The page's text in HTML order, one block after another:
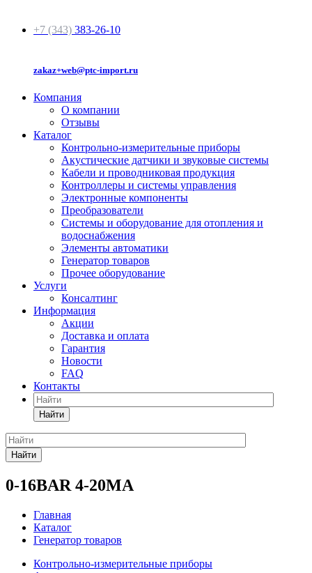
+7 (343) 383-26-10
zakaz+web@ptc-import.ru
Компания
О компании
Отзывы
Каталог
Контрольно-измерительные приборы
Акустические датчики и звуковые системы
Кабели и проводниковая продукция
Контроллеры и системы управления
Электронные компоненты
Преобразователи
Системы и оборудование для отопления и
водоснабжения
Элементы автоматики
Генератор товаров
Прочее оборудование
Услуги
Консалтинг
Информация
Акции
Доставка и оплата
Гарантия
Новости
FAQ
Контакты
Найти
Найти
0-16BAR 4-20MA
Главная
Каталог
Генератор товаров
Контрольно-измерительные приборы